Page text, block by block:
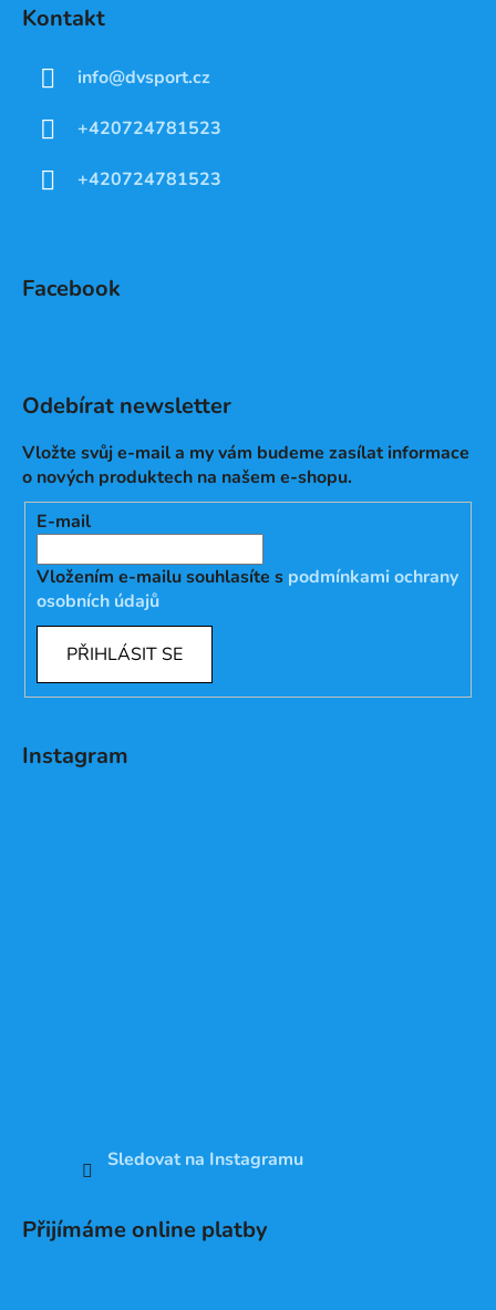
Kontakt
info@dvsport.cz
+420724781523
+420724781523
Facebook
Odebírat newsletter
Vložte svůj e-mail a my vám budeme zasílat informace
o nových produktech na našem e-shopu.
E-mail
Vložením e-mailu souhlasíte s podmínkami ochrany
osobních údajů
PŘIHLÁSIT SE
Instagram
Sledovat na Instagramu
Přijímáme online platby